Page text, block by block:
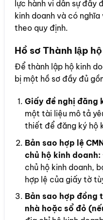
lực hành vi dân sự đầy
kinh doanh và có
theo quy định.
Hồ sơ Thành lập
Để thành lập hộ kinh
bị một hồ sơ đầy đủ
Giấy đề nghị đăng
một tài liệu mô tả
thiết để đăng ký hộ
Bản sao hợp lệ
chủ hộ kinh doanh:
chủ hộ kinh doanh,
hợp lệ của giấy tờ
Bản sao hợp đồng
nhà hoặc sổ đỏ